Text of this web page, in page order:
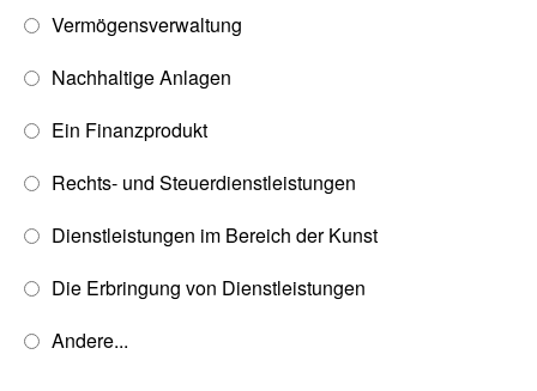
Vermögensverwaltung
Nachhaltige Anlagen
Ein Finanzprodukt
Rechts- und Steuerdienstleistungen
Dienstleistungen im Bereich der Kunst
Die Erbringung von Dienstleistungen
Andere...